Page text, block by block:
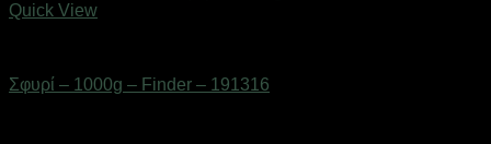
Quick View
Σφυρί – 1000g – Finder – 191316